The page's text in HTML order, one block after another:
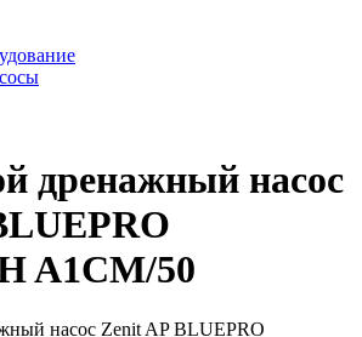
дренажный насос
A1CM/50